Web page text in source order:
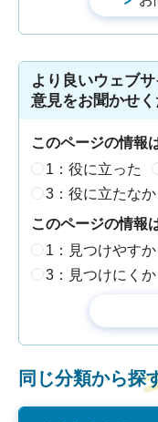
より良いウェブ
意見をお聞かせ
このページの情報
1：役に立った
3：役に立たなか
このページの情報
1：見つけやすか
3：見つけにくか
同じ分類から探